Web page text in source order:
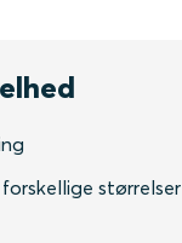
størrelser